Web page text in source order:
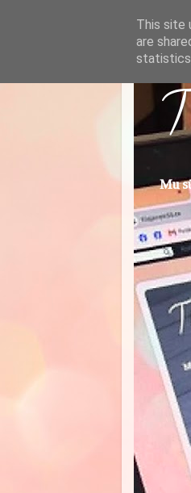
Mu
This site
are